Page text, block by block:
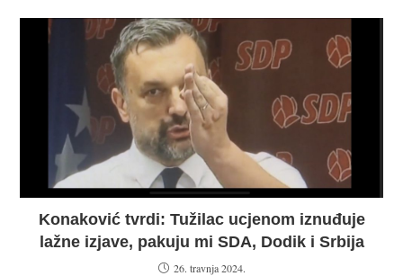
Konaković tvrdi: Tužilac ucjenom iznuđuje
lažne izjave, pakuju mi SDA, Dodik i Srbija
26. travnja 2024.